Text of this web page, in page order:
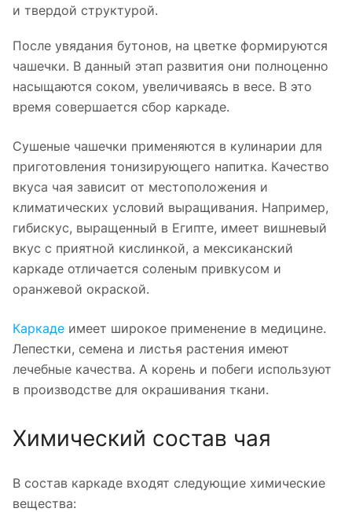
и твердой структурой.
После увядания бутонов, на цветке формируются
чашечки. В данный этап развития они полноценно
насыщаются соком, увеличиваясь в весе. В это
время совершается сбор каркаде.
Сушеные чашечки применяются в кулинарии для
приготовления тонизирующего напитка. Качество
вкуса чая зависит от местоположения и
климатических условий выращивания. Например,
гибискус, выращенный в Египте, имеет вишневый
вкус с приятной кислинкой, а мексиканский
каркаде отличается соленым привкусом и
оранжевой окраской.
Каркаде имеет широкое применение в медицине.
Лепестки, семена и листья растения имеют
лечебные качества. А корень и побеги используют
в производстве для окрашивания ткани.
Химический состав чая
В состав каркаде входят следующие химические
вещества: